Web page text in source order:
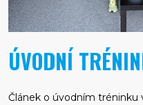
ÚVODNÍ
Článek o úvodním tréninku